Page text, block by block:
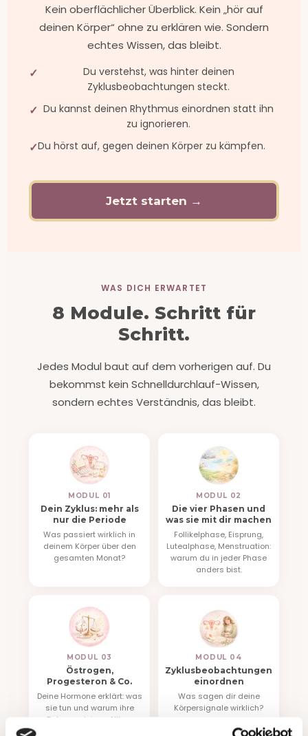
Kein oberflächlicher Überblick. Kein „hör auf
deinen Körper“ ohne zu erklären wie. Sondern
echtes Wissen, das bleibt.
Du verstehst, was hinter deinen
Zyklusbeobachtungen steckt.
Du kannst deinen Rhythmus einordnen statt ihn
zu ignorieren.
Du hörst auf, gegen deinen Körper zu kämpfen.
Jetzt starten →
WAS DICH ERWARTET
8 Module. Schritt für
Schritt.
Jedes Modul baut auf dem vorherigen auf. Du
bekommst kein Schnelldurchlauf-Wissen,
sondern echtes Verständnis, das bleibt.
MODUL 01
Dein Zyklus: mehr als
nur die Periode
Was passiert wirklich in
deinem Körper über den
gesamten Monat?
MODUL 02
Die vier Phasen und
was sie mit dir machen
Follikelphase, Eisprung,
Lutealphase, Menstruation:
warum du in jeder Phase
anders bist.
MODUL 03
Östrogen,
Progesteron & Co.
Deine Hormone erklärt: was
sie tun und warum ihre
Balance deinen Alltag
MODUL 04
Zyklusbeobachtungen
einordnen
Was sagen dir deine
Körpersignale wirklich?